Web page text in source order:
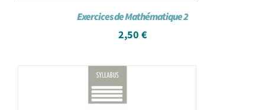
Exercices de Mathématique 2
2,50 €